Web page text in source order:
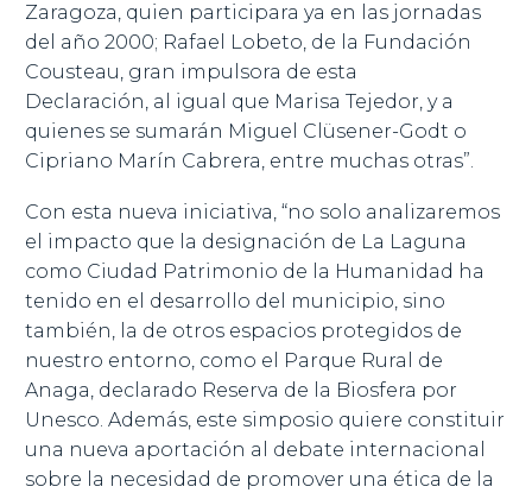
Zaragoza, quien participara ya en las jornadas
del año 2000; Rafael Lobeto, de la Fundación
Cousteau, gran impulsora de esta
Declaración, al igual que Marisa Tejedor, y a
quienes se sumarán Miguel Clüsener-Godt o
Cipriano Marín Cabrera, entre muchas otras”.
Con esta nueva iniciativa, “no solo analizaremos
el impacto que la designación de La Laguna
como Ciudad Patrimonio de la Humanidad ha
tenido en el desarrollo del municipio, sino
también, la de otros espacios protegidos de
nuestro entorno, como el Parque Rural de
Anaga, declarado Reserva de la Biosfera por
Unesco. Además, este simposio quiere constituir
una nueva aportación al debate internacional
sobre la necesidad de promover una ética de la